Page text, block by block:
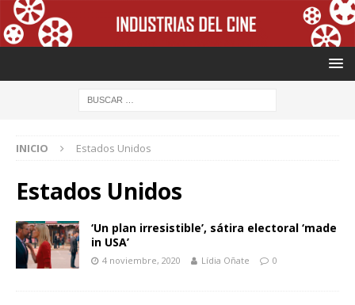
INICIO Estados Unidos
Estados Unidos
‘Un plan irresistible’, sátira electoral ‘made
in USA’
4 noviembre, 2020 Lídia Oñate 0